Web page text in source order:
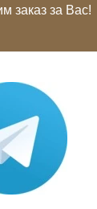
заказ за Вас!